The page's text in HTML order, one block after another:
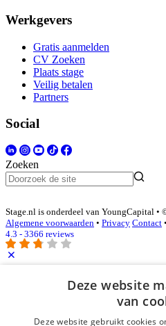
Werkgevers
Gratis aanmelden
CV Zoeken
Plaats stage
Veilig betalen
Partners
Social
Zoeken
Stage.nl is onderdeel van YoungCapital •
Algemene voorwaarden • Privacy Contact •
4.3 - 3366 reviews
Inloggen als bedrijf
Deze website
van
Deze website gebruikt cookies